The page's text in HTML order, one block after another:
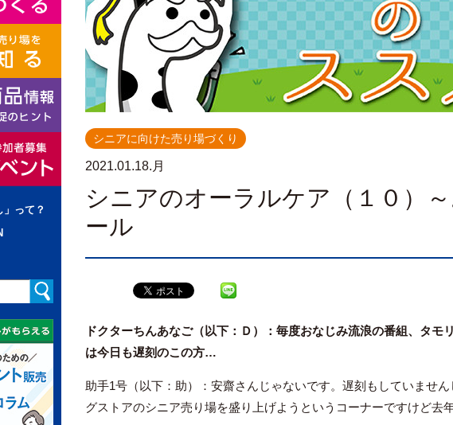
」って？
シニアに向けた売り場づくり
2021.01.18.月
シニアのオーラルケア（１０）
ール
ドクターちんあなご（以下：Ｄ）：毎度おなじみ流浪の番組、タ
は今日も遅刻のこの方…
助手1号（以下：助）：安齋さんじゃないです。遅刻もしていませ
グストアのシニア売り場を盛り上げようというコーナーですけど去